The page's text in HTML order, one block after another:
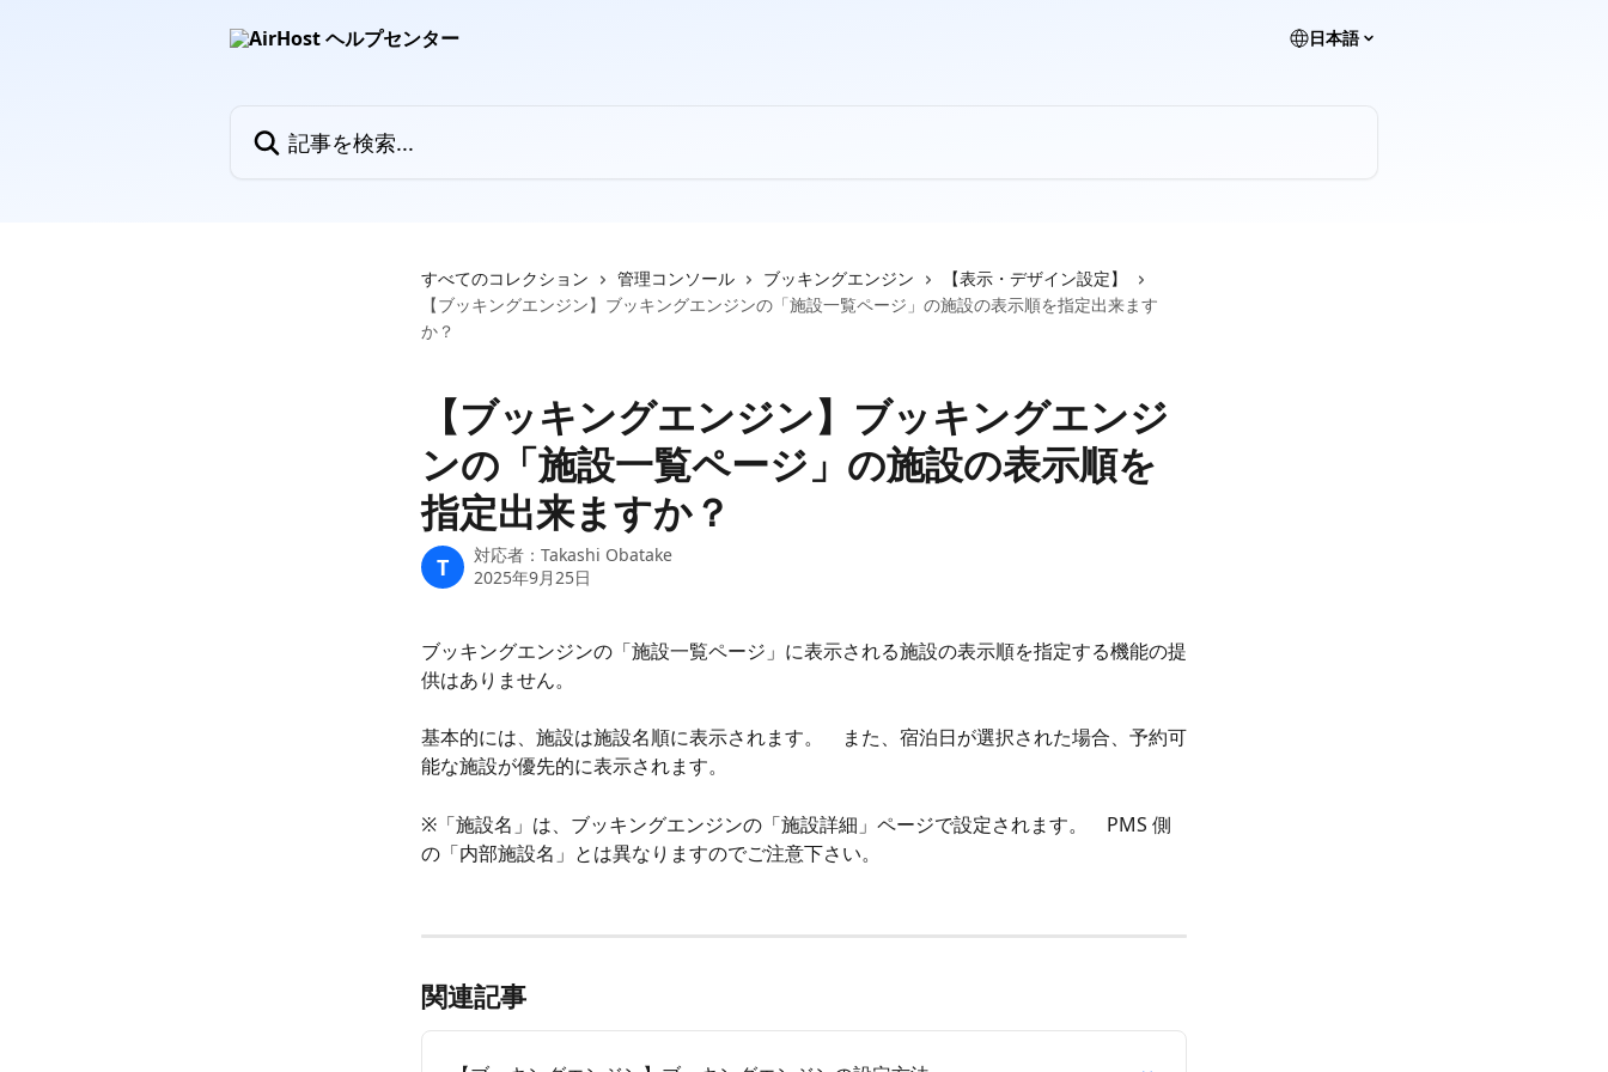
日本語
すべてのコレクション 管理コンソール ブッキングエンジン
【表示・デザイン設定】
【ブッキングエンジン】ブッキングエンジンの「施設一覧ページ」の施設の表示順を指定出来ます
か？
【ブッキングエンジン】ブッキングエンジ
ンの「施設一覧ページ」の施設の表示順を
指定出来ますか？
T 対応者： Takashi Obatake
2025年9月25日
ブッキングエンジンの「施設一覧ページ」に表示される施設の表示順を指定する機能の提
供はありません。
基本的には、施設は施設名順に表示されます。　また、宿泊日が選択された場合、予約可
能な施設が優先的に表示されます。
※「施設名」は、ブッキングエンジンの「施設詳細」ページで設定されます。　PMS 側
の「内部施設名」とは異なりますのでご注意下さい。
関連記事